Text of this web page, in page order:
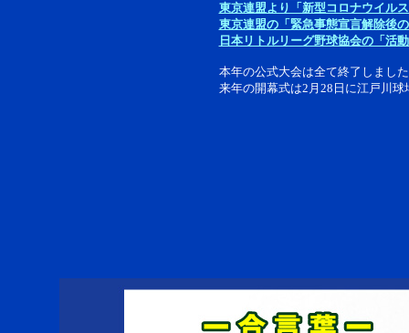
東京連盟より「新型コロナウイル
東京連盟の「緊急事態宣言解除後
日本リトルリーグ野球協会の「活
本年の公式大会は全て終了しまし
来年の開幕式は2月28日に江戸川球